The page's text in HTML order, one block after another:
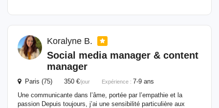
Koralyne B.
Social media manager & content
manager
Paris (75) 350 €/jour Expérience : 7-9 ans
Une communicante dans l’âme, portée par l’empathie et la
passion Depuis toujours, j’ai une sensibilité particulière aux